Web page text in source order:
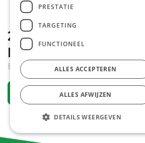
2226 Croissant Mini
Pastridor 150 x 30 gr
Bestelartikel
Vraag een account aan
PRESTATIE
TARGETING
FUNCTIONEEL
ALLES ACCEPTEREN
ALLES AFWIJZEN
DETAILS WEERGEVEN